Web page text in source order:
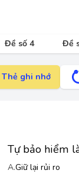
Đề số 4 Đề
Thẻ ghi nhớ
Tự bảo hiểm
A.Giữ lại rủi ro